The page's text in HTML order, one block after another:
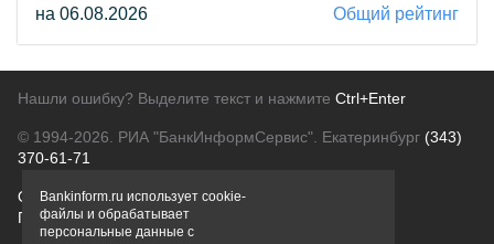
на 06.08.2026 Общий рейтинг
Нашли ошибку? Выделите текст и нажмите Ctrl+Enter
© 1994-2026. РИА "БанкИнформСервис". Екатеринбург (343)
370-61-71
О проектеПолитика конфиденциальности
Правовая информацияДля рекламодателей
Bankinform.ru использует cookie-
файлы и обрабатывает
персональные данные с